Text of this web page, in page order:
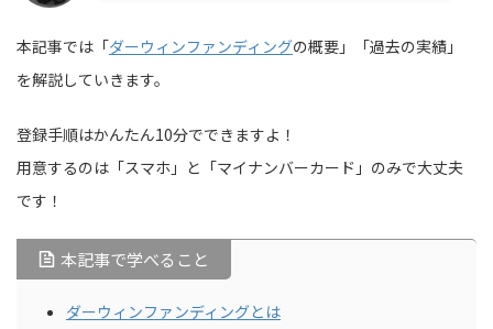
本記事では「ダーウィンファンディングの概要」「過去の実績」
を解説していきます。
登録手順はかんたん10分でできますよ！
用意するのは「スマホ」と「マイナンバーカード」のみで大丈夫
です！
本記事で学べること
ダーウィンファンディングとは